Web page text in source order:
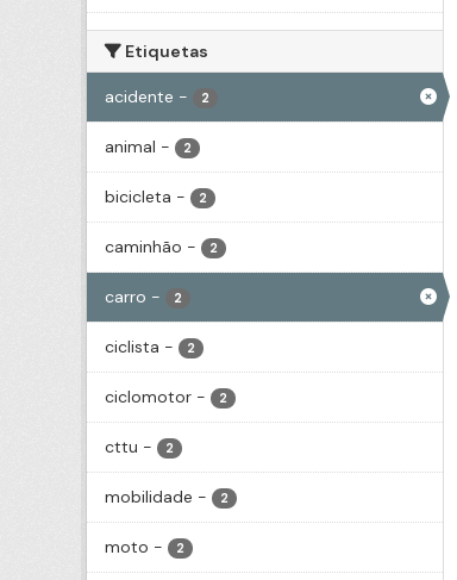
Etiquetas
acidente - 2
animal - 2
bicicleta - 2
caminhão - 2
carro - 2
ciclista - 2
ciclomotor - 2
cttu - 2
mobilidade - 2
moto - 2